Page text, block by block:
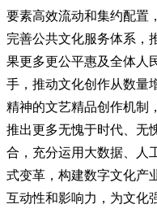
要素高效流动和集约配置
完善公共文化服务体系，
果更多更公平惠及全体人
手，推动文化创作从数量
精神的文艺精品创作机制
推出更多无愧于时代、无
合，充分运用大数据、人
式变革，构建数字文化产
互动性和影响力，为文化